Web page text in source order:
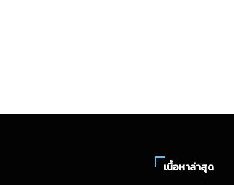
เนื้อหาล่าสุด